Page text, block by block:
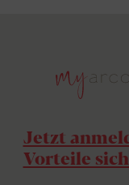
Jetzt
Vorteile